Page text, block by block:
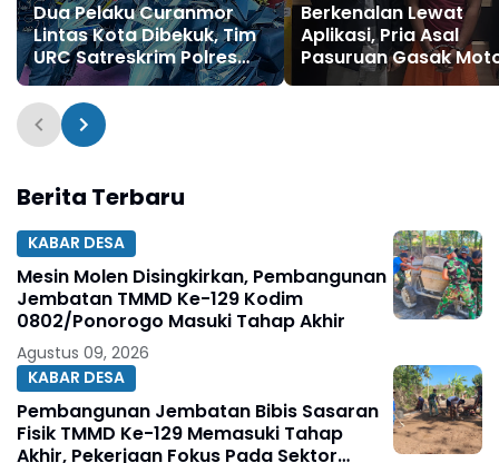
Dua Pelaku Curanmor
Lintas Kota Dibekuk, Tim
URC Satreskrim Polres
Ponorogo Ungkap 8 TKP
dan Amankan 5 Motor
Curian
Berkenalan Lewat
Aplikasi, Pria Asal
Pasuruan Gasak
Wanita di Hotel
Berita Terbaru
KABAR DESA
Mesin Molen Disingkirkan, Pembangunan
Jembatan TMMD Ke-129 Kodim
0802/Ponorogo Masuki Tahap Akhir
Agustus 09, 2026
KABAR DESA
Pembangunan Jembatan Bibis Sasaran
Fisik TMMD Ke-129 Memasuki Tahap
Akhir, Pekerjaan Fokus Pada Sektor